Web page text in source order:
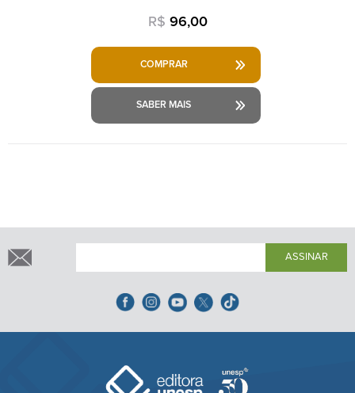
R$ 96,00
COMPRAR
SABER MAIS
ASSINAR